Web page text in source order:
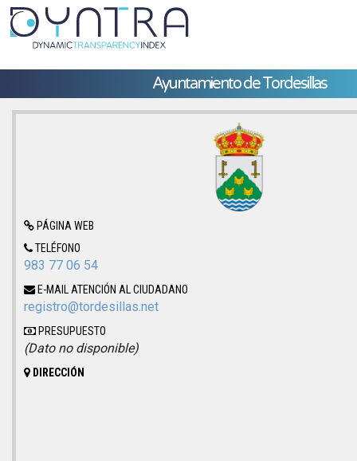
Ayuntamiento de Tordesillas
PÁGINA WEB
TELÉFONO
983 77 06 54
E-MAIL ATENCIÓN AL CIUDADANO
registro@tordesillas.net
PRESUPUESTO
(Dato no disponible)
DIRECCIÓN